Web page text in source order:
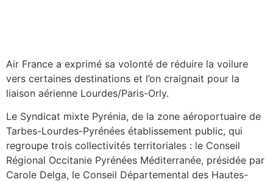
Air France a exprimé sa volonté de réduire la voilure
vers certaines destinations et l’on craignait pour la
liaison aérienne Lourdes/Paris-Orly.
Le Syndicat mixte Pyrénia, de la zone aéroportuaire de
Tarbes-Lourdes-Pyrénées établissement public, qui
regroupe trois collectivités territoriales : le Conseil
Régional Occitanie Pyrénées Méditerranée, présidée par
Carole Delga, le Conseil Départemental des Hautes-